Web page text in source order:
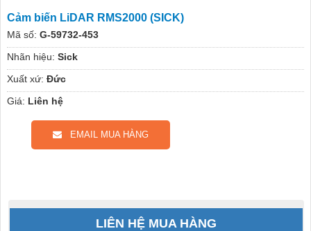
Cảm biến LiDAR RMS2000 (SICK)
Mã số: G-59732-453
Nhãn hiệu: Sick
Xuất xứ: Đức
Giá: Liên hệ
EMAIL MUA HÀNG
LIÊN HỆ MUA HÀNG